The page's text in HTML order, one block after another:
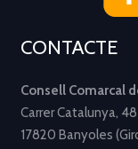
CONTACTE
Consell Comarcal
Carrer Catalunya, 48
17820 Banyoles